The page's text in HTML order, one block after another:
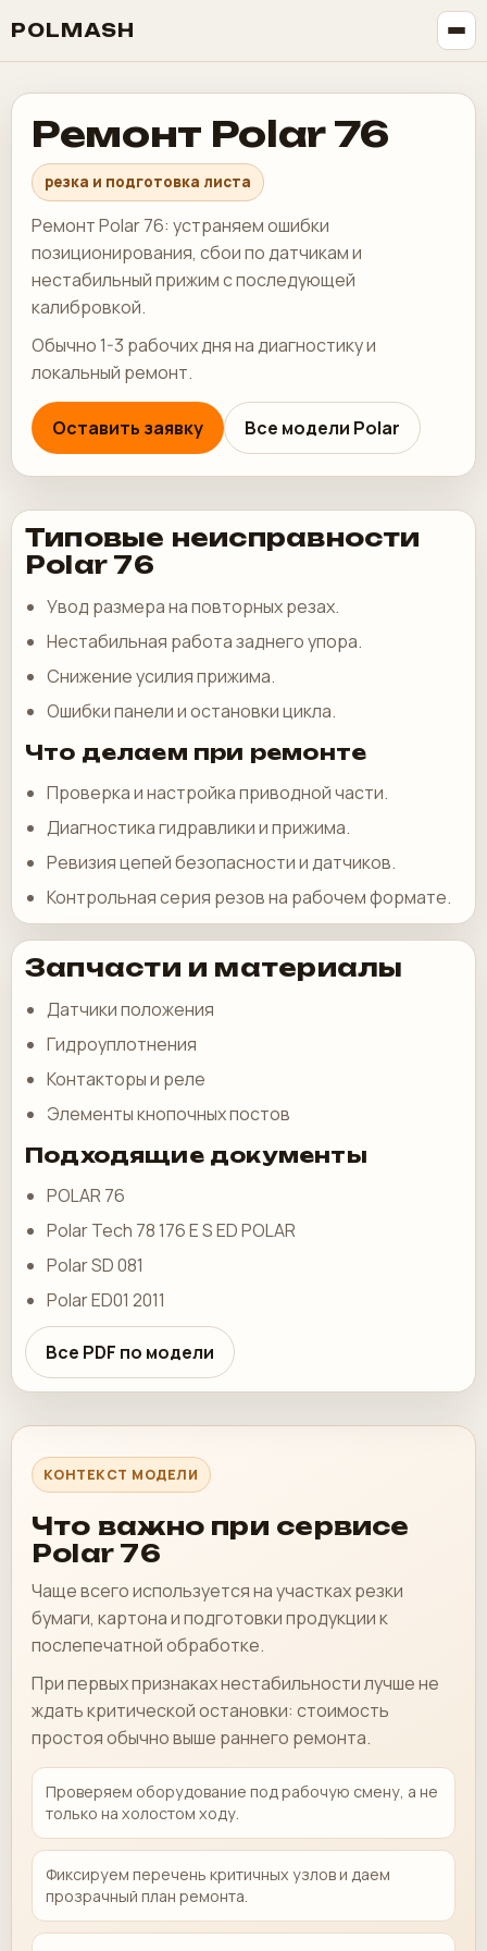
POLMASH
Ремонт Polar 76
резка и подготовка листа
Ремонт Polar 76: устраняем ошибки
позиционирования, сбои по датчикам и
нестабильный прижим с последующей
калибровкой.
Обычно 1-3 рабочих дня на диагностику и
локальный ремонт.
Оставить заявку Все модели Polar
Типовые неисправности
Polar 76
Увод размера на повторных резах.
Нестабильная работа заднего упора.
Снижение усилия прижима.
Ошибки панели и остановки цикла.
Что делаем при ремонте
Проверка и настройка приводной части.
Диагностика гидравлики и прижима.
Ревизия цепей безопасности и датчиков.
Контрольная серия резов на рабочем формате.
Запчасти и материалы
Датчики положения
Гидроуплотнения
Контакторы и реле
Элементы кнопочных постов
Подходящие документы
POLAR 76
Polar Tech 78 176 E S ED POLAR
Polar SD 081
Polar ED01 2011
Все PDF по модели
КОНТЕКСТ МОДЕЛИ
Что важно при сервисе
Polar 76
Чаще всего используется на участках резки
бумаги, картона и подготовки продукции к
послепечатной обработке.
При первых признаках нестабильности лучше не
ждать критической остановки: стоимость
простоя обычно выше раннего ремонта.
Проверяем оборудование под рабочую смену, а не
только на холостом ходу.
Фиксируем перечень критичных узлов и даем
прозрачный план ремонта.